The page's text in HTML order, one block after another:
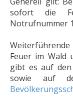
sofort die
Notrufnummer
Feuer im Wald
gibt es auf den
sowie auf